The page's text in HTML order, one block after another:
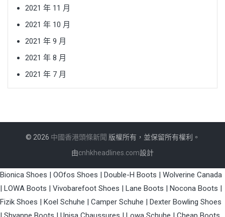
2021 年 11 月
2021 年 10 月
2021 年 9 月
2021 年 8 月
2021 年 7 月
© 2026 中國香港頭條新聞 版權所有，並保留所有權利。
由cnhkheadlines.com設計
Bionica Shoes OOfos Shoes Double-H Boots
Wolverine Canada
LOWA Boots Vivobarefoot Shoes Lane Boots Nocona Boots
Fizik Shoes
Koel Schuhe Camper Schuhe
Dexter Bowling Shoes